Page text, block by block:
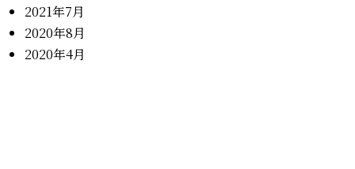
2021年7月
2020年8月
2020年4月